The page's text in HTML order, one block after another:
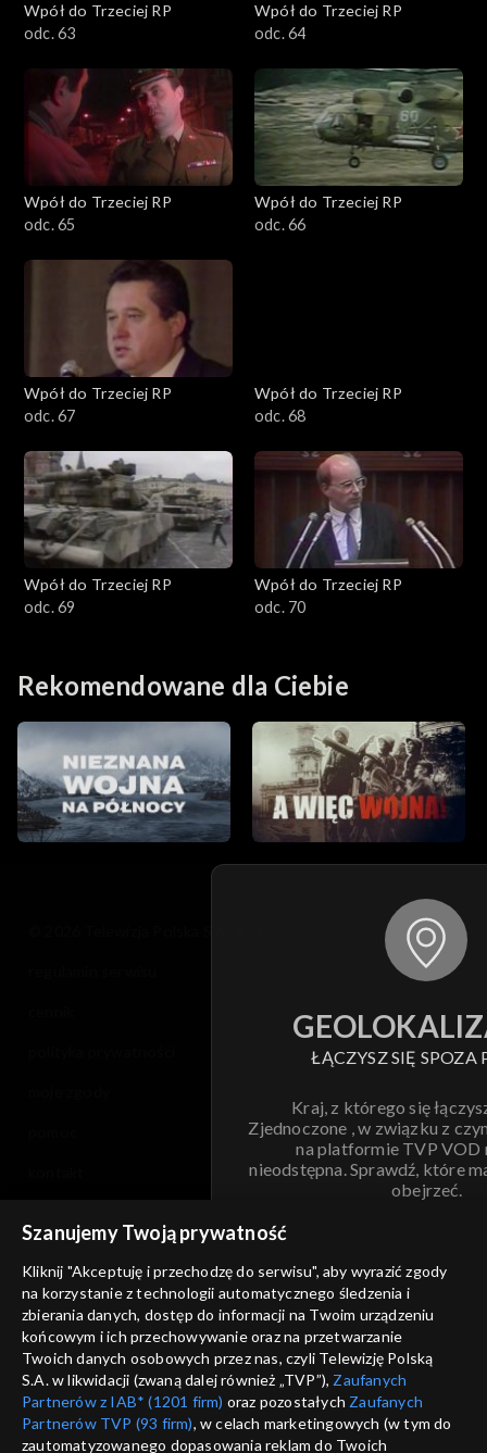
Wpół do Trzeciej RP
odc. 63
Wpół do Trzeciej RP
odc. 64
Wpół do Trzeciej RP
odc. 65
Wpół do Trzeciej RP
odc. 66
Wpół do Trzeciej RP
odc. 67
Wpół do Trzeciej RP
odc. 68
Wpół do Trzeciej RP
odc. 69
Wpół do Trzeciej RP
odc. 70
Rekomendowane dla Ciebie
ŁĄCZYSZ SIĘ SPOZA
Kraj, z którego się
Zjednoczone , w związku z
na platformie TVP VOD
nieodstępna. Sprawdź, które
obejrzeć.
ANULUJ
informacje o dostawcy usług
Szanujemy Twoją prywatność
Kliknij "Akceptuję i przechodzę do serwisu", aby wyrazić zgody
na korzystanie z technologii automatycznego śledzenia i
zbierania danych, dostęp do informacji na Twoim urządzeniu
końcowym i ich przechowywanie oraz na przetwarzanie
Twoich danych osobowych przez nas, czyli Telewizję Polską
S.A. w likwidacji (zwaną dalej również „TVP”), Zaufanych
Partnerów z IAB* (1201 firm) oraz pozostałych Zaufanych
Partnerów TVP (93 firm), w celach marketingowych (w tym do
zautomatyzowanego dopasowania reklam do Twoich